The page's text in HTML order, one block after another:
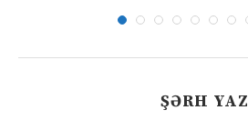
ŞƏRH YAZ